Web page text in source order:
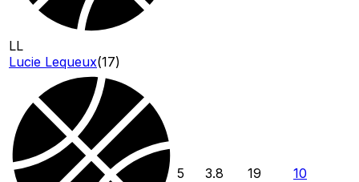
LL
Lucie Lequeux(17)
5 3.8 19 10